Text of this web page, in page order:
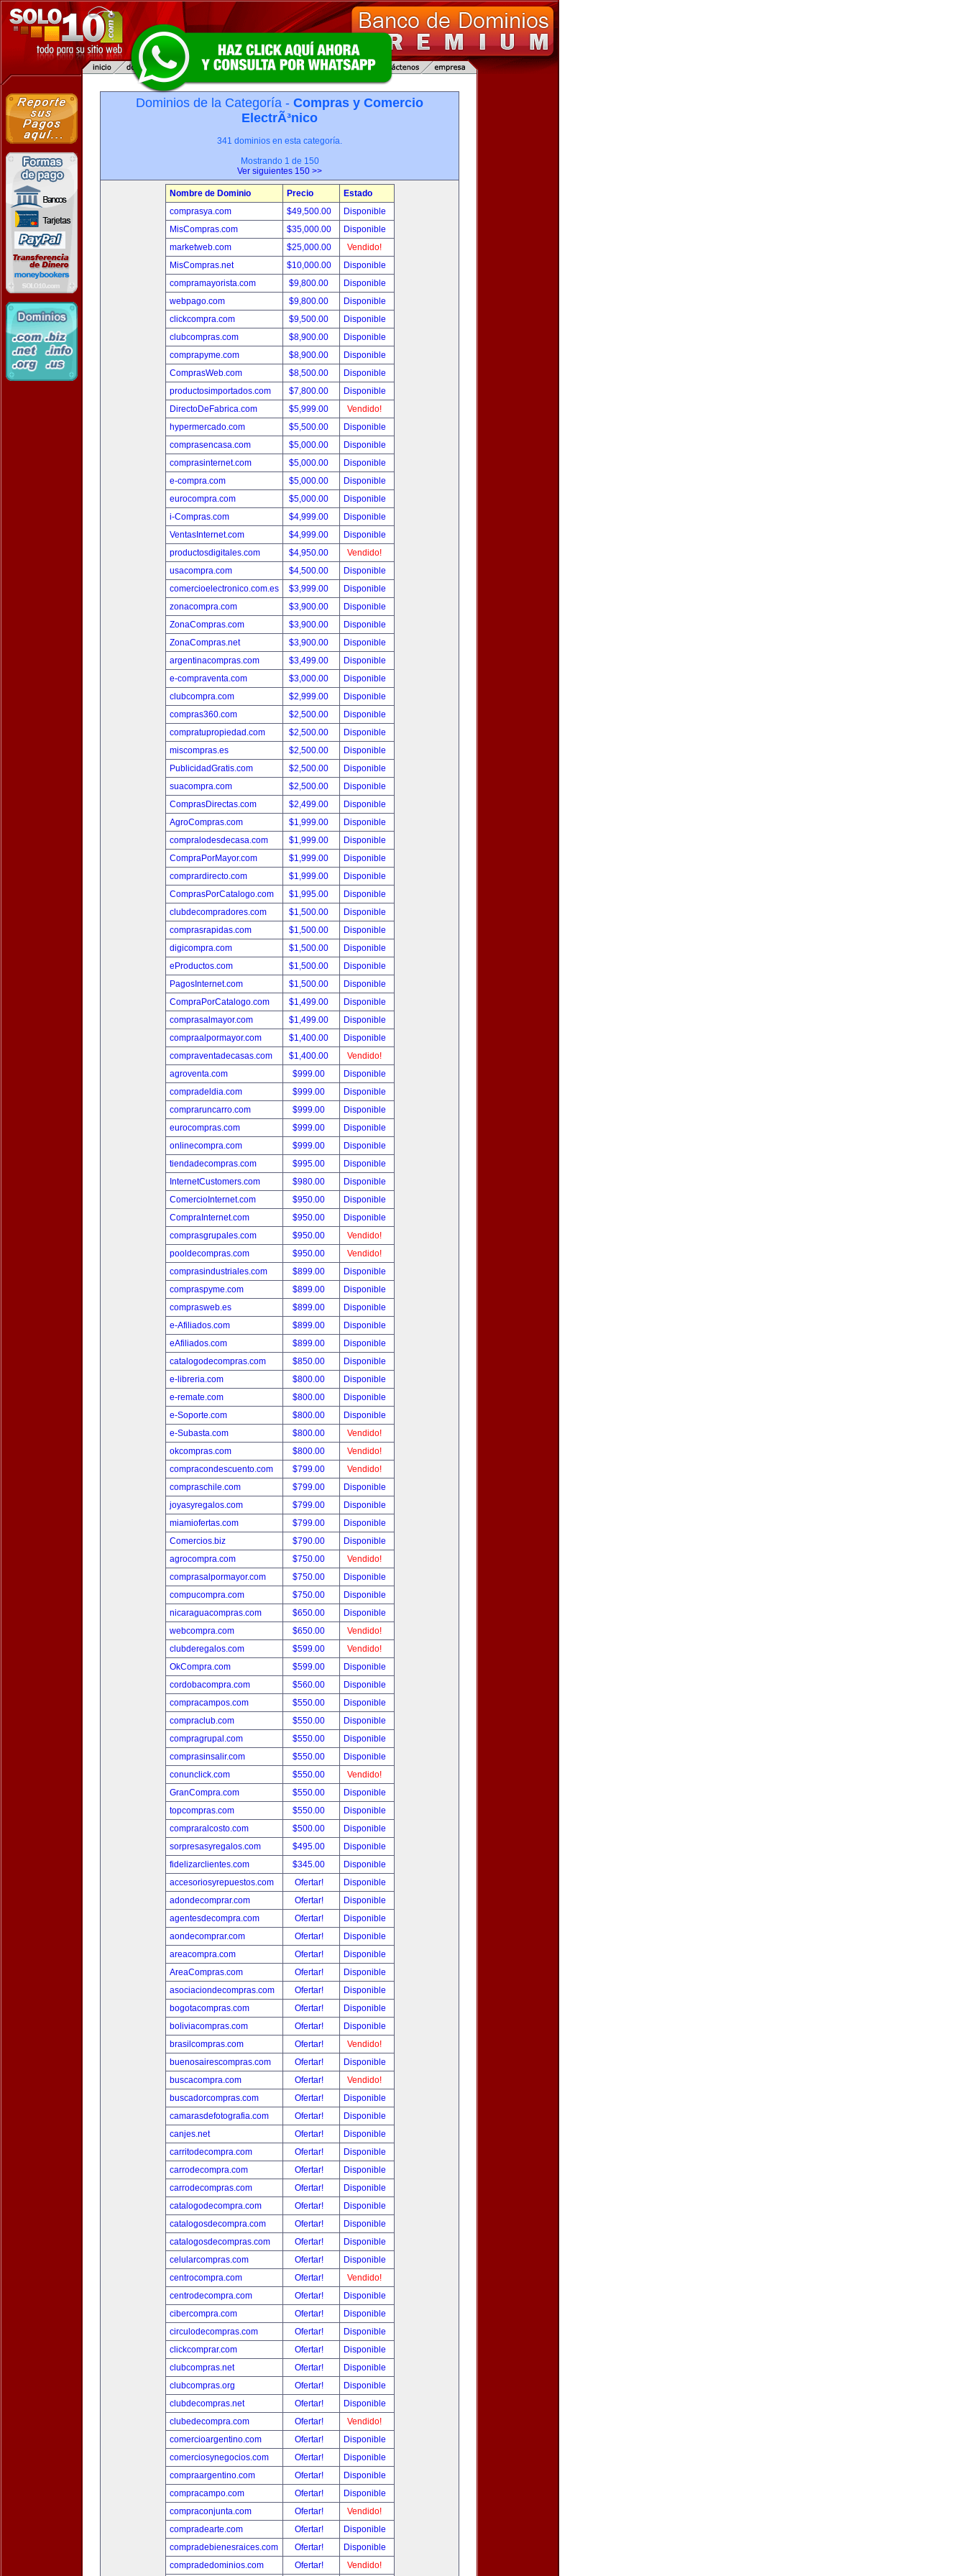
Dominios de la Categoría - Compras y Comercio
ElectrÃ³nico
341 dominios en esta categoría.
Mostrando 1 de 150
Ver siguientes 150 >>
Nombre de Dominio Precio
Estado
comprasya.com
$49,500.00
Disponible
MisCompras.com
$35,000.00
Disponible
marketweb.com
$25,000.00
Vendido!
MisCompras.net
$10,000.00
Disponible
compramayorista.com
$9,800.00
Disponible
webpago.com
$9,800.00
Disponible
clickcompra.com
$9,500.00
Disponible
clubcompras.com
$8,900.00
Disponible
comprapyme.com
$8,900.00
Disponible
ComprasWeb.com
$8,500.00
Disponible
productosimportados.com
$7,800.00
Disponible
DirectoDeFabrica.com
$5,999.00
Vendido!
hypermercado.com
$5,500.00
Disponible
comprasencasa.com
$5,000.00
Disponible
comprasinternet.com
$5,000.00
Disponible
e-compra.com
$5,000.00
Disponible
eurocompra.com
$5,000.00
Disponible
i-Compras.com
$4,999.00
Disponible
VentasInternet.com
$4,999.00
Disponible
productosdigitales.com
$4,950.00
Vendido!
usacompra.com
$4,500.00
Disponible
comercioelectronico.com.es
$3,999.00
Disponible
zonacompra.com
$3,900.00
Disponible
ZonaCompras.com
$3,900.00
Disponible
ZonaCompras.net
$3,900.00
Disponible
argentinacompras.com
$3,499.00
Disponible
e-compraventa.com
$3,000.00
Disponible
clubcompra.com
$2,999.00
Disponible
compras360.com
$2,500.00
Disponible
compratupropiedad.com
$2,500.00
Disponible
miscompras.es
$2,500.00
Disponible
PublicidadGratis.com
$2,500.00
Disponible
suacompra.com
$2,500.00
Disponible
ComprasDirectas.com
$2,499.00
Disponible
AgroCompras.com
$1,999.00
Disponible
compralodesdecasa.com
$1,999.00
Disponible
CompraPorMayor.com
$1,999.00
Disponible
comprardirecto.com
$1,999.00
Disponible
ComprasPorCatalogo.com
$1,995.00
Disponible
clubdecompradores.com
$1,500.00
Disponible
comprasrapidas.com
$1,500.00
Disponible
digicompra.com
$1,500.00
Disponible
eProductos.com
$1,500.00
Disponible
PagosInternet.com
$1,500.00
Disponible
CompraPorCatalogo.com
$1,499.00
Disponible
comprasalmayor.com
$1,499.00
Disponible
compraalpormayor.com
$1,400.00
Disponible
compraventadecasas.com
$1,400.00
Vendido!
agroventa.com
$999.00
Disponible
compradeldia.com
$999.00
Disponible
compraruncarro.com
$999.00
Disponible
eurocompras.com
$999.00
Disponible
onlinecompra.com
$999.00
Disponible
tiendadecompras.com
$995.00
Disponible
InternetCustomers.com
$980.00
Disponible
ComercioInternet.com
$950.00
Disponible
CompraInternet.com
$950.00
Disponible
comprasgrupales.com
$950.00
Vendido!
pooldecompras.com
$950.00
Vendido!
comprasindustriales.com
$899.00
Disponible
compraspyme.com
$899.00
Disponible
comprasweb.es
$899.00
Disponible
e-Afiliados.com
$899.00
Disponible
eAfiliados.com
$899.00
Disponible
catalogodecompras.com
$850.00
Disponible
e-libreria.com
$800.00
Disponible
e-remate.com
$800.00
Disponible
e-Soporte.com
$800.00
Disponible
e-Subasta.com
$800.00
Vendido!
okcompras.com
$800.00
Vendido!
compracondescuento.com
$799.00
Vendido!
compraschile.com
$799.00
Disponible
joyasyregalos.com
$799.00
Disponible
miamiofertas.com
$799.00
Disponible
Comercios.biz
$790.00
Disponible
agrocompra.com
$750.00
Vendido!
comprasalpormayor.com
$750.00
Disponible
compucompra.com
$750.00
Disponible
nicaraguacompras.com
$650.00
Disponible
webcompra.com
$650.00
Vendido!
clubderegalos.com
$599.00
Vendido!
OkCompra.com
$599.00
Disponible
cordobacompra.com
$560.00
Disponible
compracampos.com
$550.00
Disponible
compraclub.com
$550.00
Disponible
compragrupal.com
$550.00
Disponible
comprasinsalir.com
$550.00
Disponible
conunclick.com
$550.00
Vendido!
GranCompra.com
$550.00
Disponible
topcompras.com
$550.00
Disponible
compraralcosto.com
$500.00
Disponible
sorpresasyregalos.com
$495.00
Disponible
fidelizarclientes.com
$345.00
Disponible
accesoriosyrepuestos.com
Ofertar!
Disponible
adondecomprar.com
Ofertar!
Disponible
agentesdecompra.com
Ofertar!
Disponible
aondecomprar.com
Ofertar!
Disponible
areacompra.com
Ofertar!
Disponible
AreaCompras.com
Ofertar!
Disponible
asociaciondecompras.com
Ofertar!
Disponible
bogotacompras.com
Ofertar!
Disponible
boliviacompras.com
Ofertar!
Disponible
brasilcompras.com
Ofertar!
Vendido!
buenosairescompras.com
Ofertar!
Disponible
buscacompra.com
Ofertar!
Vendido!
buscadorcompras.com
Ofertar!
Disponible
camarasdefotografia.com
Ofertar!
Disponible
canjes.net
Ofertar!
Disponible
carritodecompra.com
Ofertar!
Disponible
carrodecompra.com
Ofertar!
Disponible
carrodecompras.com
Ofertar!
Disponible
catalogodecompra.com
Ofertar!
Disponible
catalogosdecompra.com
Ofertar!
Disponible
catalogosdecompras.com
Ofertar!
Disponible
celularcompras.com
Ofertar!
Disponible
centrocompra.com
Ofertar!
Vendido!
centrodecompra.com
Ofertar!
Disponible
cibercompra.com
Ofertar!
Disponible
circulodecompras.com
Ofertar!
Disponible
clickcomprar.com
Ofertar!
Disponible
clubcompras.net
Ofertar!
Disponible
clubcompras.org
Ofertar!
Disponible
clubdecompras.net
Ofertar!
Disponible
clubedecompra.com
Ofertar!
Vendido!
comercioargentino.com
Ofertar!
Disponible
comerciosynegocios.com
Ofertar!
Disponible
compraargentino.com
Ofertar!
Disponible
compracampo.com
Ofertar!
Disponible
compraconjunta.com
Ofertar!
Vendido!
compradearte.com
Ofertar!
Disponible
compradebienesraices.com
Ofertar!
Disponible
compradedominios.com
Ofertar! Vendido!